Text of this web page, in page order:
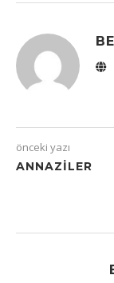
önceki yazı
ANNAZILER